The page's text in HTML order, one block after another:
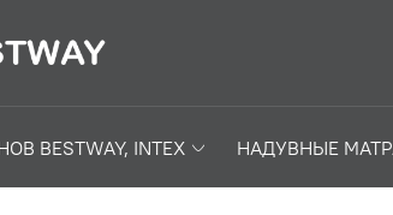
BESTWAY, INTEX НАДУВНЫЕ